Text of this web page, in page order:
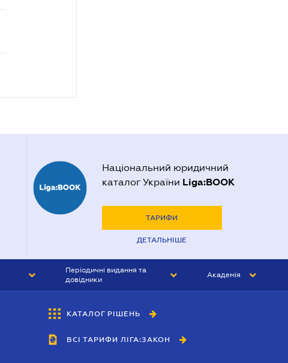
Національний юридичний
каталог України Liga:BOOK
ТАРИФИ
ДЕТАЛЬНІШЕ
Періодичні видання та
довідники
БУХГАЛТЕР&ЗАКОН
ВІСНИК МСФЗ
Академія
КАТАЛОГ РІШЕНЬ
ВСІ ТАРИФИ ЛІГА:ЗАКОН